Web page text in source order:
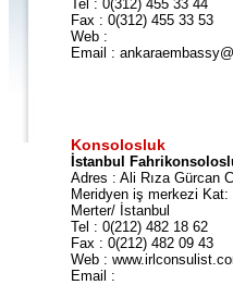
Tel : 0(312) 455 33 44
Fax : 0(312) 455 33 53
Web :
Email :
Konsolosluk
İstanbul
Adres : Ali Rıza Gürcan
Meridyen iş merkezi Kat:
Merter/ İstanbul
Tel : 0(212) 482 18 62
Fax : 0(212) 482 09 43
Web :
Email :